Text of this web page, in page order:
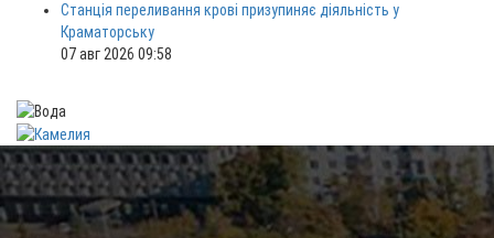
Станція переливання крові призупиняє діяльність у
Краматорську
07 авг 2026 09:58